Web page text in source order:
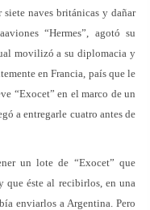
naves británicas y dañar
“Hermes”, agotó su
movilizó a su diplomacia y
en Francia, país que le
“Exocet” en el marco de un
a entregarle cuatro antes de
un lote de “Exocet” que
que éste al recibirlos, en una
enviarlos a Argentina. Pero